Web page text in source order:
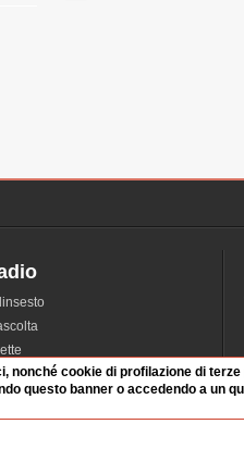
audio/video
nonché cookie di profilazione di
questo banner o accedendo a un